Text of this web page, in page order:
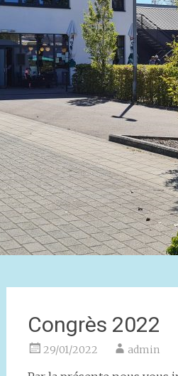
Congrès 2022
29/01/2022 admin